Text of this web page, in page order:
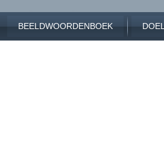
BEELDWOORDENBOEK